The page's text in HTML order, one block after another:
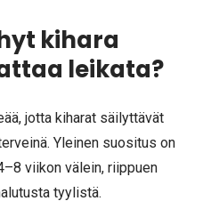
kihara
leikata?
jotta kiharat säilyttävät
Yleinen suositus on
viikon välein, riippuen
tyylistä.